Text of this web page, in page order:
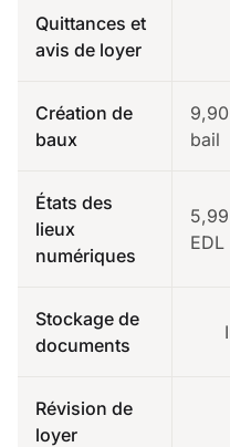
Quittances et
avis de loyer
Création de
baux
bail
États des
lieux
numériques
EDL
Stockage de
documents
Révision de
loyer